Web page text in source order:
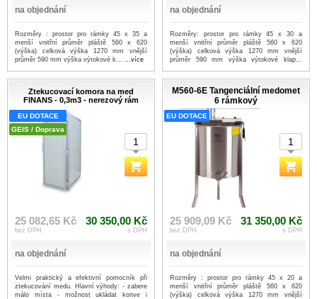
na objednání
Rozměry : prostor pro rámky 45 x 35 a
menší vnitřní průměr pláště 560 x 620
(výška) celková výška 1270 mm vnější
průměr 590 mm výška výtokové k... ...více
na objednání
Rozměry: prostor pro rámky 45 x 30 a
menší vnitřní průměr pláště 560 x 620
(výška) celková výška 1270 mm vnější
průměr 590 mm výška výtokové klap...
Ztekucovací komora na med
FINANS - 0,3m3 - nerezový rám
EU DOTACE
GEIS / Doprava
25 082,65 Kč
bez DPH
30 350,00 Kč
s DPH
na objednání
Velmi praktický a efektivní pomocník při
ztekucování medu. Hlavní výhody: - zabere
málo místa - možnost ukládat konve i
M560-6E Tangenciální medomet
6 rámkový
EU DOTACE
25 909,09 Kč
bez DPH
31 350,00 Kč
s DPH
na objednání
Rozměry : prostor pro rámky 45 x 20 a
menší vnitřní průměr pláště 560 x 620
(výška) celková výška 1270 mm vnější